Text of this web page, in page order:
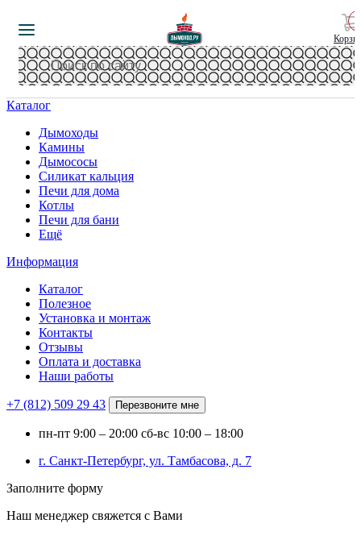
Каталог
Дымоходы
Камины
Дымососы
Силикат кальция
Печи для дома
Котлы
Печи для бани
Ещё
Информация
Каталог
Полезное
Установка и монтаж
Контакты
Отзывы
Оплата и доставка
Наши работы
+7 (812) 509 29 43 Перезвоните мне
пн-пт 9:00 – 20:00 сб-вс 10:00 – 18:00
г. Санкт-Петербург, ул. Тамбасова, д. 7
Заполните форму
Наш менеджер свяжется с Вами